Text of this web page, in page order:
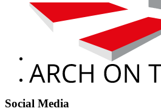
Social Media